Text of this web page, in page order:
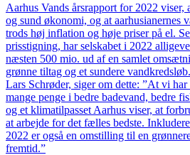
Aarhus Vands årsrapport for 2022 viser,
og sund økonomi, og at aarhusianernes
trods høj inflation og høje priser på el.
prisstigning, har selskabet i 2022
næsten 500 mio. ud af en samlet
grønne tiltag og et sundere
Lars Schrøder, siger om dette: ”At vi har
mange penge i bedre badevand, bedre
og et klimatilpasset Aarhus viser, at
at arbejde for det fælles bedste.
2022 er også en omstilling til en
fremtid.”